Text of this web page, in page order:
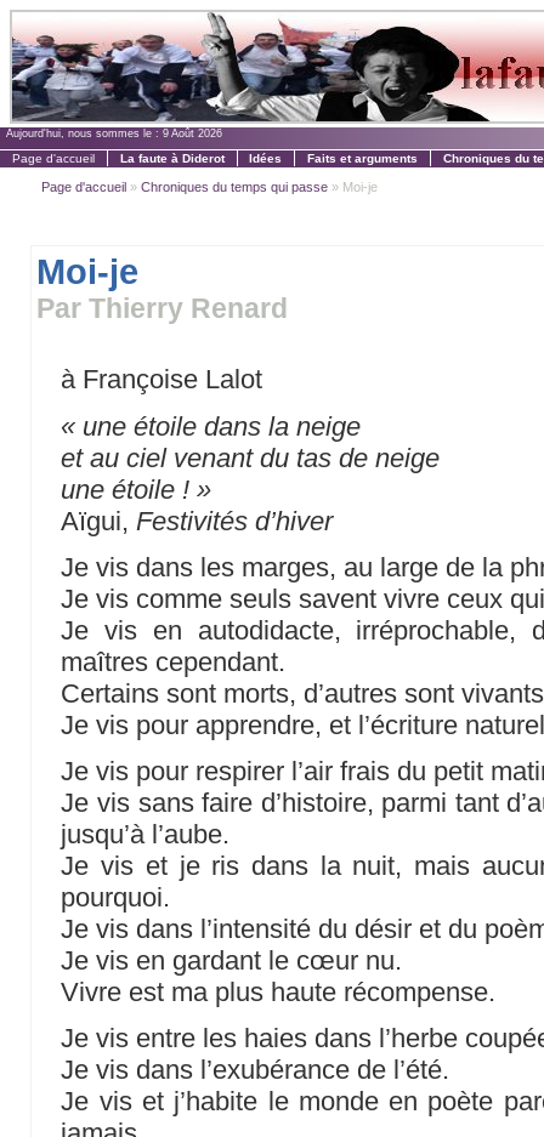
Aujourd'hui, nous sommes le : 9 Août 2026
Page d'accueil La faute à Diderot Idées Faits et arguments Chroniques du
Page d'accueil »Chroniques du temps qui passe » Moi-je
Moi-je
Par Thierry Renard
à Françoise Lalot
« une étoile dans la neige
et au ciel venant du tas de neige
une étoile ! »
Aïgui, Festivités d’hiver
Je vis dans les marges, au large de la
Je vis comme seuls savent vivre ceux
Je vis en autodidacte, irréprochable,
maîtres cependant.
Certains sont morts, d’autres sont
Je vis pour apprendre, et l’écriture
Je vis pour respirer l’air frais du petit
Je vis sans faire d’histoire, parmi tant
jusqu’à l’aube.
Je vis et je ris dans la nuit, mais
pourquoi.
Je vis dans l’intensité du désir et du
Je vis en gardant le cœur nu.
Vivre est ma plus haute récompense.
Je vis entre les haies dans l’herbe
Je vis dans l’exubérance de l’été.
Je vis et j’habite le monde en poète